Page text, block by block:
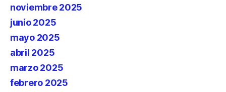
noviembre 2025
junio 2025
mayo 2025
abril 2025
marzo 2025
febrero 2025